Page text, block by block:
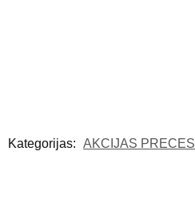
Kategorijas: AKCIJAS PRECES